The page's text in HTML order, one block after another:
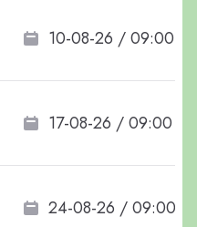
10-08-26 / 09:00
17-08-26 / 09:00
24-08-26 / 09:00